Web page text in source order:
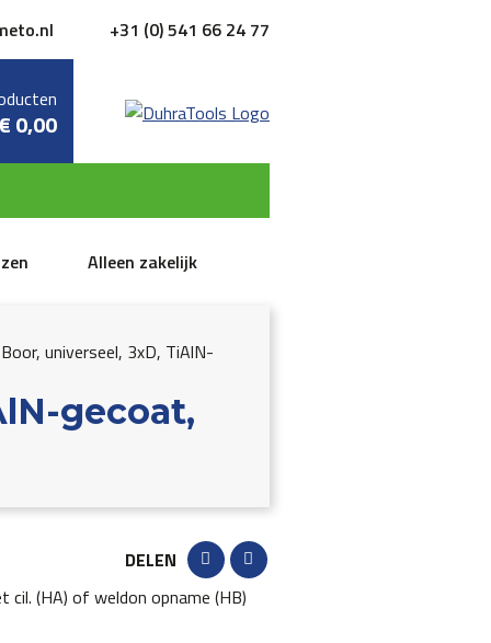
+31 (0) 541 66 24 77
€0,00
Alleen zakelijk
universeel, 3xD, TiAlN-
gecoat,
DELEN
(HA) of weldon opname (HB)